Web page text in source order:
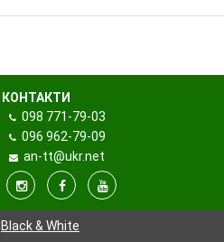
КОНТАКТИ
098 771-79-03
096 962-79-09
an-tt@ukr.net
Black & White